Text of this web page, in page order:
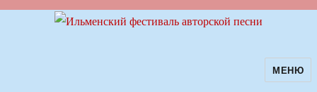
Ильменский фестиваль авторскойМЕНЮ